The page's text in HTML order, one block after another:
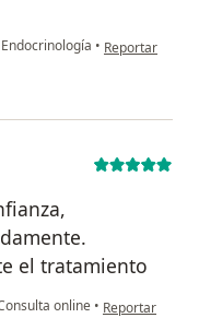
• en opinión del
Reportar
el tratamiento
online • en opinión del
Reportar